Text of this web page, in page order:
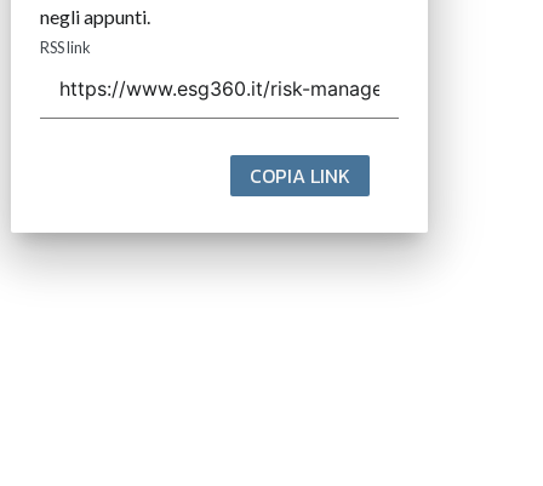
negli appunti.
RSS link
COPIA LINK